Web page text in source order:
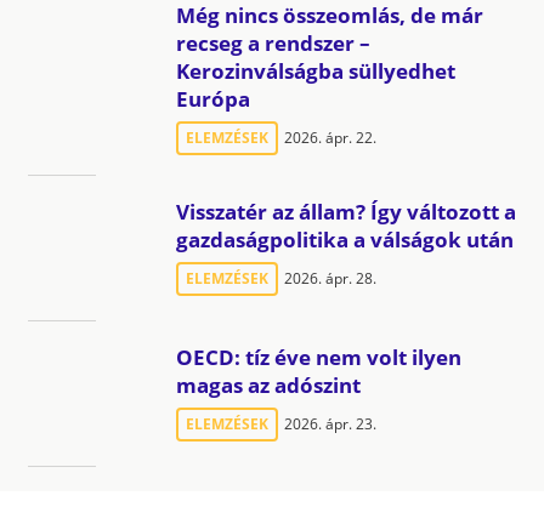
Még nincs összeomlás, de már
recseg a rendszer –
Kerozinválságba süllyedhet
Európa
ELEMZÉSEK 2026. ápr. 22.
Visszatér az állam? Így változott a
gazdaságpolitika a válságok után
ELEMZÉSEK 2026. ápr. 28.
OECD: tíz éve nem volt ilyen
magas az adószint
ELEMZÉSEK 2026. ápr. 23.